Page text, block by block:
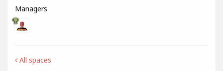
Managers
All spaces